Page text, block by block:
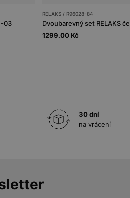
03
RELAKS / R96028-84
Dvoubarevný set RELAKS
1299.00 Kč
30 dní
na vrácení